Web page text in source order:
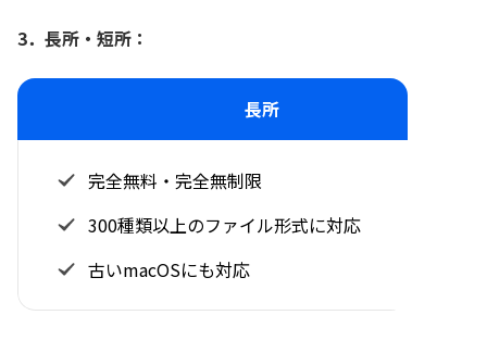
3．長所・短所：
長所
完全無料・完全無制限
300種類以上のファイル形式に対応
古いmacOSにも対応